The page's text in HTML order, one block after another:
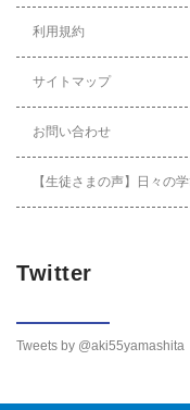
利用規約
サイトマップ
お問い合わせ
【生徒さまの声】日々の
Twitter
Tweets by @aki55yamashita